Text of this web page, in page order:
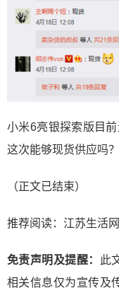
小米6亮银探索版目
这次能够现货供应吗？
（正文已结束）
推荐阅读： 江苏生活网
免责声明及提醒：
此
相关信息仅为宣传及